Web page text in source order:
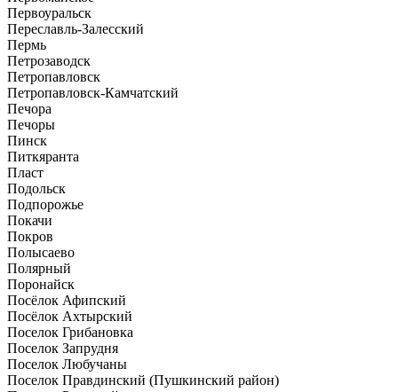
Первоуральск
Переславль-Залесский
Пермь
Петрозаводск
Петропавловск
Петропавловск-Камчатский
Печора
Печоры
Пинск
Питкяранта
Пласт
Подольск
Подпорожье
Покачи
Покров
Полысаево
Полярный
Поронайск
Посёлок Афипский
Посёлок Ахтырский
Поселок Грибановка
Поселок Запрудня
Поселок Любучаны
Поселок Правдинский (Пушкинский район)